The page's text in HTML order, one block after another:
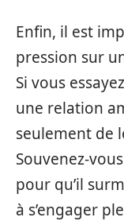
Enfin, il est
pression sur
Si vous
une relation
seulement de
Souvenez-
pour qu’il
à s’engager